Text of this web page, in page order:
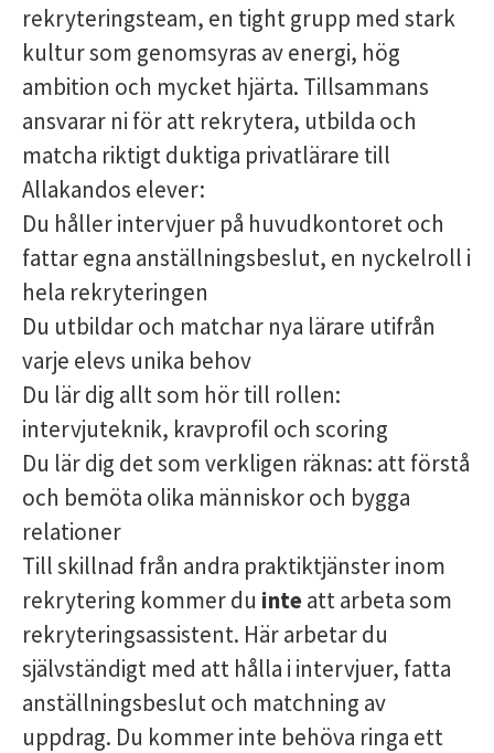
rekryteringsteam, en tight grupp med stark
kultur som genomsyras av energi, hög
ambition och mycket hjärta. Tillsammans
ansvarar ni för att rekrytera, utbilda och
matcha riktigt duktiga privatlärare till
Allakandos elever:
Du håller intervjuer på huvudkontoret och
fattar egna anställningsbeslut, en nyckelroll i
hela rekryteringen
Du utbildar och matchar nya lärare utifrån
varje elevs unika behov
Du lär dig allt som hör till rollen:
intervjuteknik, kravprofil och scoring
Du lär dig det som verkligen räknas: att förstå
och bemöta olika människor och bygga
relationer
Till skillnad från andra praktiktjänster inom
rekrytering kommer du inteatt arbeta som
rekryteringsassistent. Här arbetar du
självständigt med att hålla i intervjuer, fatta
anställningsbeslut och matchning av
uppdrag. Du kommer inte behöva ringa ett